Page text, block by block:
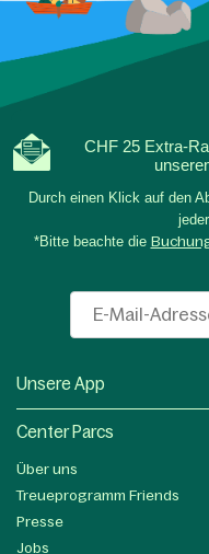
CHF 25 Extra-
Durch einen Klick auf den
*Bitte beachte die
Unsere App
Center Parcs
Über uns
Treueprogramm Friends
Presse
Jobs